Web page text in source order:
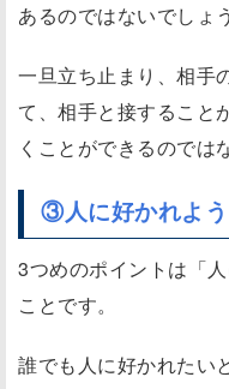
レ
す
る
こ
で
信
を
け
あるのではないでしょ
一旦立ち止まり、相手
て、相手と接すること
くことができるのでは
③人に好かれよ
3つめのポイントは「
ことです。
誰でも人に好かれたい